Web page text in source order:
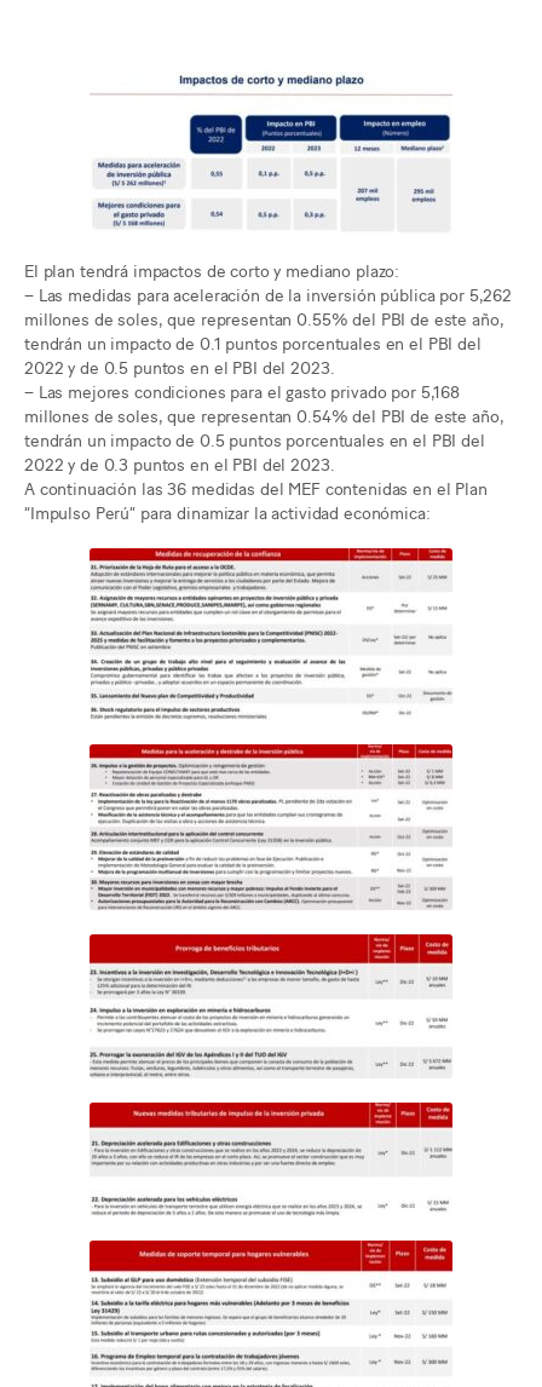
El plan tendrá impactos de corto y mediano plazo:
– Las medidas para aceleración de la inversión pública por 5,262
millones de soles, que representan 0.55% del PBI de este año,
tendrán un impacto de 0.1 puntos porcentuales en el PBI del
2022 y de 0.5 puntos en el PBI del 2023.
– Las mejores condiciones para el gasto privado por 5,168
millones de soles, que representan 0.54% del PBI de este año,
tendrán un impacto de 0.5 puntos porcentuales en el PBI del
2022 y de 0.3 puntos en el PBI del 2023.
A continuación las 36 medidas del MEF contenidas en el Plan
“Impulso Perú” para dinamizar la actividad económica: